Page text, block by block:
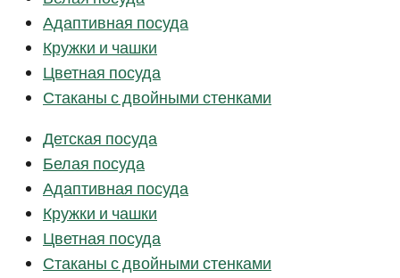
Адаптивная посуда
Кружки и чашки
Цветная посуда
Стаканы с двойными стенками
Детская посуда
Белая посуда
Адаптивная посуда
Кружки и чашки
Цветная посуда
Стаканы с двойными стенками